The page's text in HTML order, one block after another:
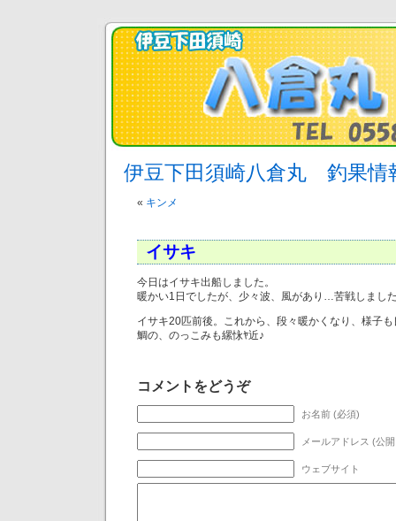
伊豆下田須崎八倉丸 釣果情
« キンメ
イサキ
今日はイサキ出船しました。
暖かい1日でしたが、少々波、風があり…苦戦しまし
イサキ20匹前後。これから、段々暖かくなり、様子
鯛の、のっこみも縲怺ﾔ近♪
コメントをどうぞ
お名前 (必須)
メールアドレス (公
ウェブサイト